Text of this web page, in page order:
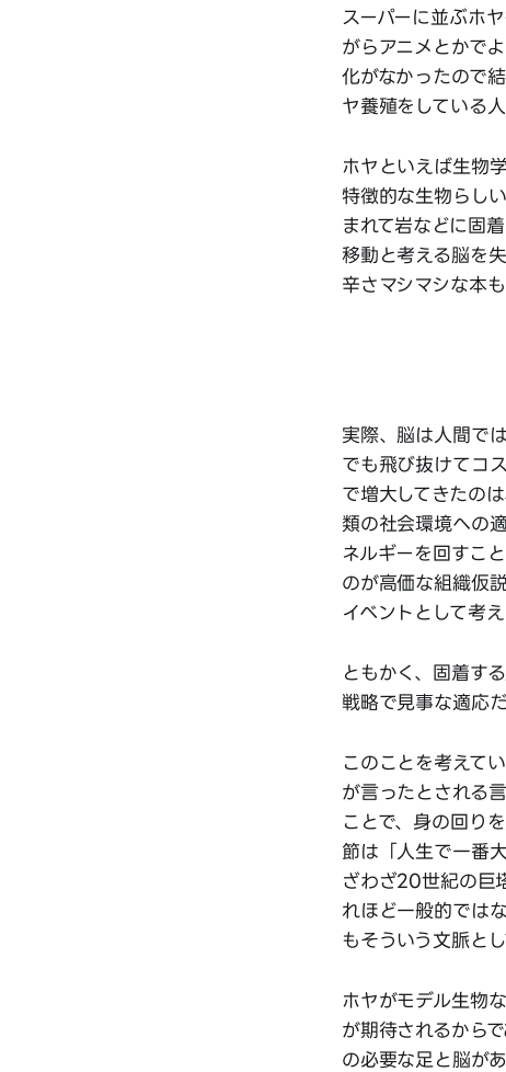
スーパーに並ぶホ
がらアニメとかで
化がなかったので
ヤ養殖をしている
ホヤといえば生物
特徴的な生物らし
まれて岩などに固
移動と考える脳を
辛さマシマシな本
実際、脳は人間で
でも飛び抜けてコ
で増大してきたの
類の社会環境への
ネルギーを回すこ
のが高価な組織仮
イベントとして考え
ともかく、固着す
戦略で見事な適応
このことを考えて
が言ったとされる
ことで、身の回り
節は「人生で一番
ざわざ20世紀の巨
れほど一般的では
もそういう文脈とし
ホヤがモデル生物
が期待されるから
の必要な足と脳が